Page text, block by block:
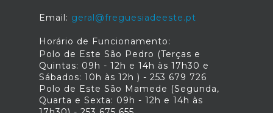
Email: geral@freguesiadeeste.pt
Horário de Funcionamento:
Polo de Este São Pedro (Terças e
Quintas: 09h - 12h e 14h às 17h30 e
Sábados: 10h às 12h ) - 253 679 726
Polo de Este São Mamede (Segunda,
Quarta e Sexta: 09h - 12h e 14h às